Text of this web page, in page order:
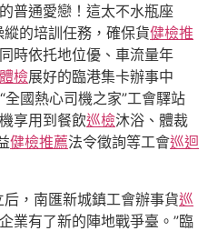
普通愛戀！這太不水瓶座
的培訓任務，確保貨健檢推
時依托地位優、車流量年
檢展好的臨港集卡辦事中
全國熱心司機之家”工會驛站
享用到餐飲巡檢沐浴、體裁
健檢推薦法令徵詢等工會巡迴
，南匯新城鎮工會辦事貨巡
業有了新的陣地戰爭臺。”臨